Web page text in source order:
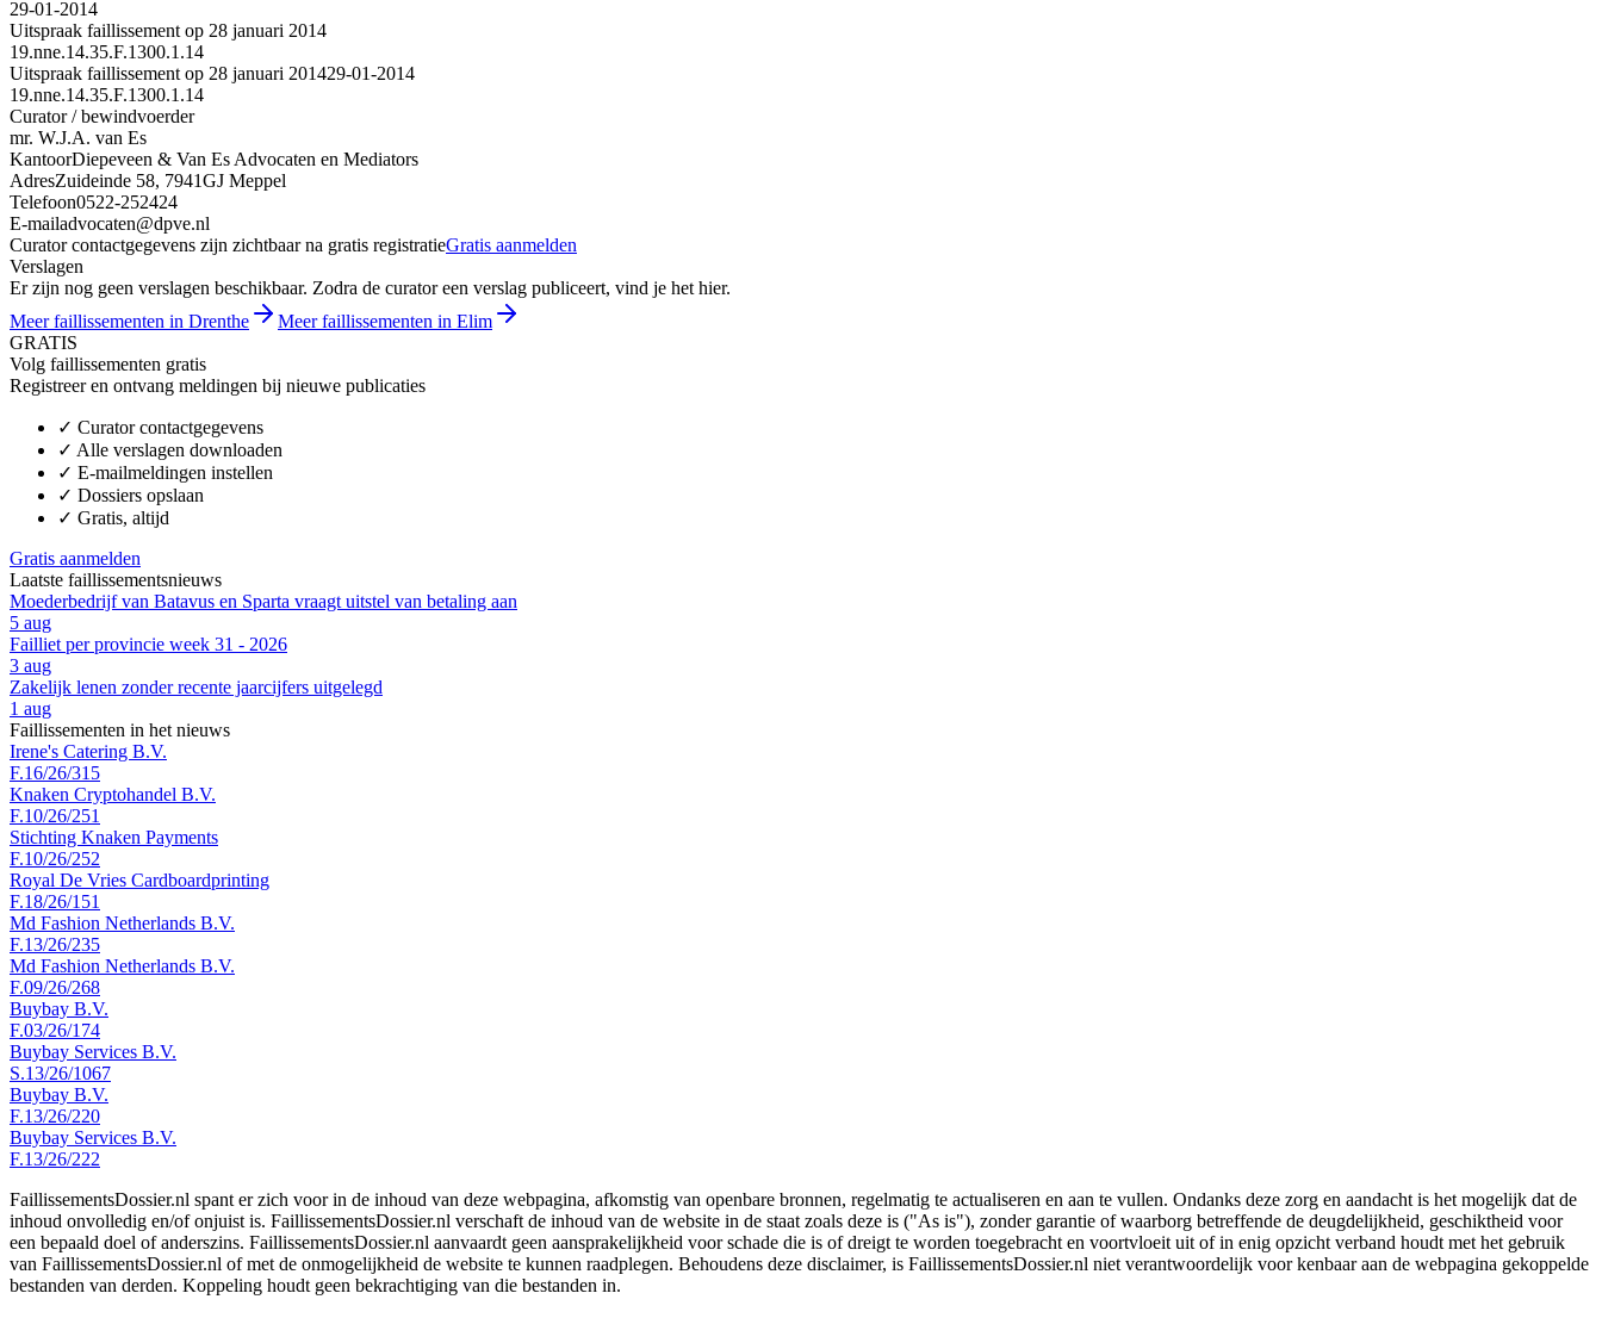
29-01-2014
Uitspraak faillissement op 28 januari 2014
19.nne.14.35.F.1300.1.14
Uitspraak faillissement op 28 januari 201429-01-2014
19.nne.14.35.F.1300.1.14
Curator / bewindvoerder
mr. W.J.A. van Es
KantoorDiepeveen & Van Es Advocaten en Mediators
AdresZuideinde 58, 7941GJ Meppel
Telefoon0522-252424
E-mailadvocaten@dpve.nl
Curator contactgegevens zijn zichtbaar na gratis registratieGratis aanmelden
Verslagen
Er zijn nog geen verslagen beschikbaar. Zodra de curator een verslag publiceert, vind je het hier.
Meer faillissementen in Drenthe
Meer faillissementen in Elim
GRATIS
Volg faillissementen gratis
Registreer en ontvang meldingen bij nieuwe publicaties
✓ Curator contactgegevens
✓ Alle verslagen downloaden
✓ E-mailmeldingen instellen
✓ Dossiers opslaan
✓ Gratis, altijd
Gratis aanmelden
Laatste faillissementsnieuws
Moederbedrijf van Batavus en Sparta vraagt uitstel van betaling aan
5 aug
Failliet per provincie week 31 - 2026
3 aug
Zakelijk lenen zonder recente jaarcijfers uitgelegd
1 aug
Faillissementen in het nieuws
Irene's Catering B.V.
F.16/26/315
Knaken Cryptohandel B.V.
F.10/26/251
Stichting Knaken Payments
F.10/26/252
Royal De Vries Cardboardprinting
F.18/26/151
Md Fashion Netherlands B.V.
F.13/26/235
Md Fashion Netherlands B.V.
F.09/26/268
Buybay B.V.
F.03/26/174
Buybay Services B.V.
S.13/26/1067
Buybay B.V.
F.13/26/220
Buybay Services B.V.
F.13/26/222
FaillissementsDossier.nl spant er zich voor in de inhoud van deze webpagina, afkomstig van openbare bronnen, regelmatig te actualiseren en aan te vullen. Ondanks deze zorg en aandacht is het mogelijk dat de
inhoud onvolledig en/of onjuist is. FaillissementsDossier.nl verschaft de inhoud van de website in de staat zoals deze is ("As is"), zonder garantie of waarborg betreffende de deugdelijkheid, geschiktheid voor
een bepaald doel of anderszins. FaillissementsDossier.nl aanvaardt geen aansprakelijkheid voor schade die is of dreigt te worden toegebracht en voortvloeit uit of in enig opzicht verband houdt met het gebruik
van FaillissementsDossier.nl of met de onmogelijkheid de website te kunnen raadplegen. Behoudens deze disclaimer, is FaillissementsDossier.nl niet verantwoordelijk voor kenbaar aan de webpagina gekoppelde
bestanden van derden. Koppeling houdt geen bekrachtiging van die bestanden in.